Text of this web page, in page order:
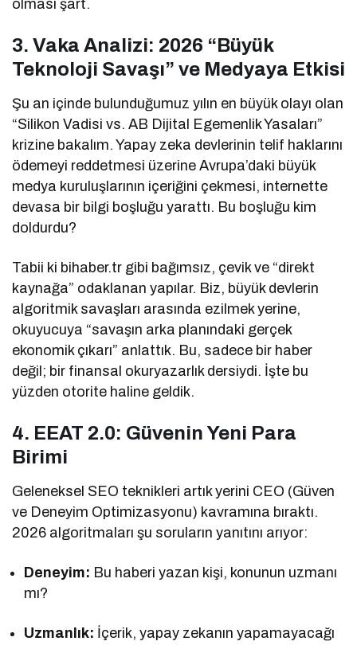
olması şart.
3. Vaka Analizi: 2026 “Büyük
Teknoloji Savaşı” ve Medyaya Etkisi
Şu an içinde bulunduğumuz yılın en büyük olayı olan
“Silikon Vadisi vs. AB Dijital Egemenlik Yasaları”
krizine bakalım. Yapay zeka devlerinin telif haklarını
ödemeyi reddetmesi üzerine Avrupa’daki büyük
medya kuruluşlarının içeriğini çekmesi, internette
devasa bir bilgi boşluğu yarattı. Bu boşluğu kim
doldurdu?
Tabii ki bihaber.tr gibi bağımsız, çevik ve “direkt
kaynağa” odaklanan yapılar. Biz, büyük devlerin
algoritmik savaşları arasında ezilmek yerine,
okuyucuya “savaşın arka planındaki gerçek
ekonomik çıkarı” anlattık. Bu, sadece bir haber
değil; bir finansal okuryazarlık dersiydi. İşte bu
yüzden otorite haline geldik.
4. EEAT 2.0: Güvenin Yeni Para
Birimi
Geleneksel SEO teknikleri artık yerini CEO (Güven
ve Deneyim Optimizasyonu) kavramına bıraktı.
2026 algoritmaları şu soruların yanıtını arıyor:
Deneyim: Bu haberi yazan kişi, konunun uzmanı
mı?
Uzmanlık: İçerik, yapay zekanın yapamayacağı